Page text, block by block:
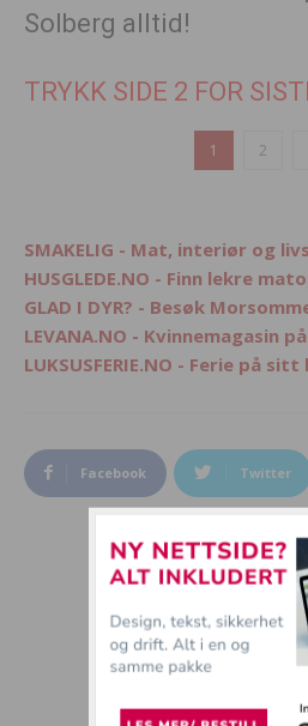
Solberg alltid!
TRYKK SIDE 2 FOR
1 2
SMAKELIG - Mat, interiør og
HUSGLEDE.NO - Finn lekre
GLAD I DYR? - Besøk
LEVANA.NO - Kvinnemagasin
LUKSUSFERIE.NO - Ferie på
Facebook Twitter